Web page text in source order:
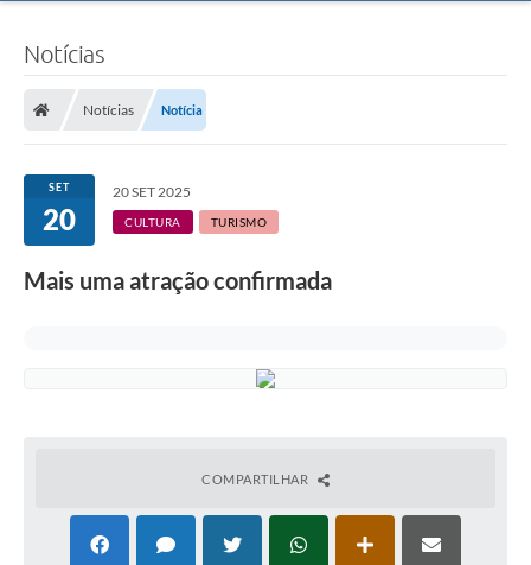
Licitações / PCA
Transparência
Notícias
Notícias Notícia
SET
20
20 SET 2025
CULTURA TURISMO
Mais uma atração confirmada
COMPARTILHAR